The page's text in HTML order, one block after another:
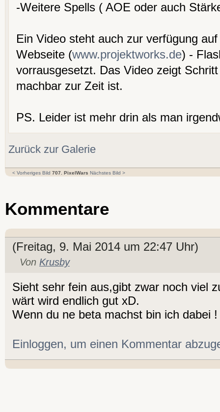
-Weitere Spells ( AOE oder auch
Ein Video steht auch zur verfügung
Webseite (www.projektworks.de) -
vorrausgesetzt. Das Video zeigt
machbar zur Zeit ist.
PS. Leider ist mehr drin als man
Zurück zur Galerie
< Vorheriges Bild 707. PixelWars Nächstes Bild >
Kommentare
(Freitag, 9. Mai 2014 um 22:47 Uhr)
Von Krusby
Sieht sehr fein aus,gibt zwar noch viel
wärt wird endlich gut xD.
Wenn du ne beta machst bin ich dabei !
Einloggen, um einen Kommentar